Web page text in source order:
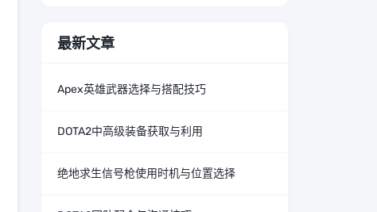
最新文章
Apex英雄武器选择与搭配技巧
DOTA2中高级装备获取与利用
绝地求生信号枪使用时机与位置选择